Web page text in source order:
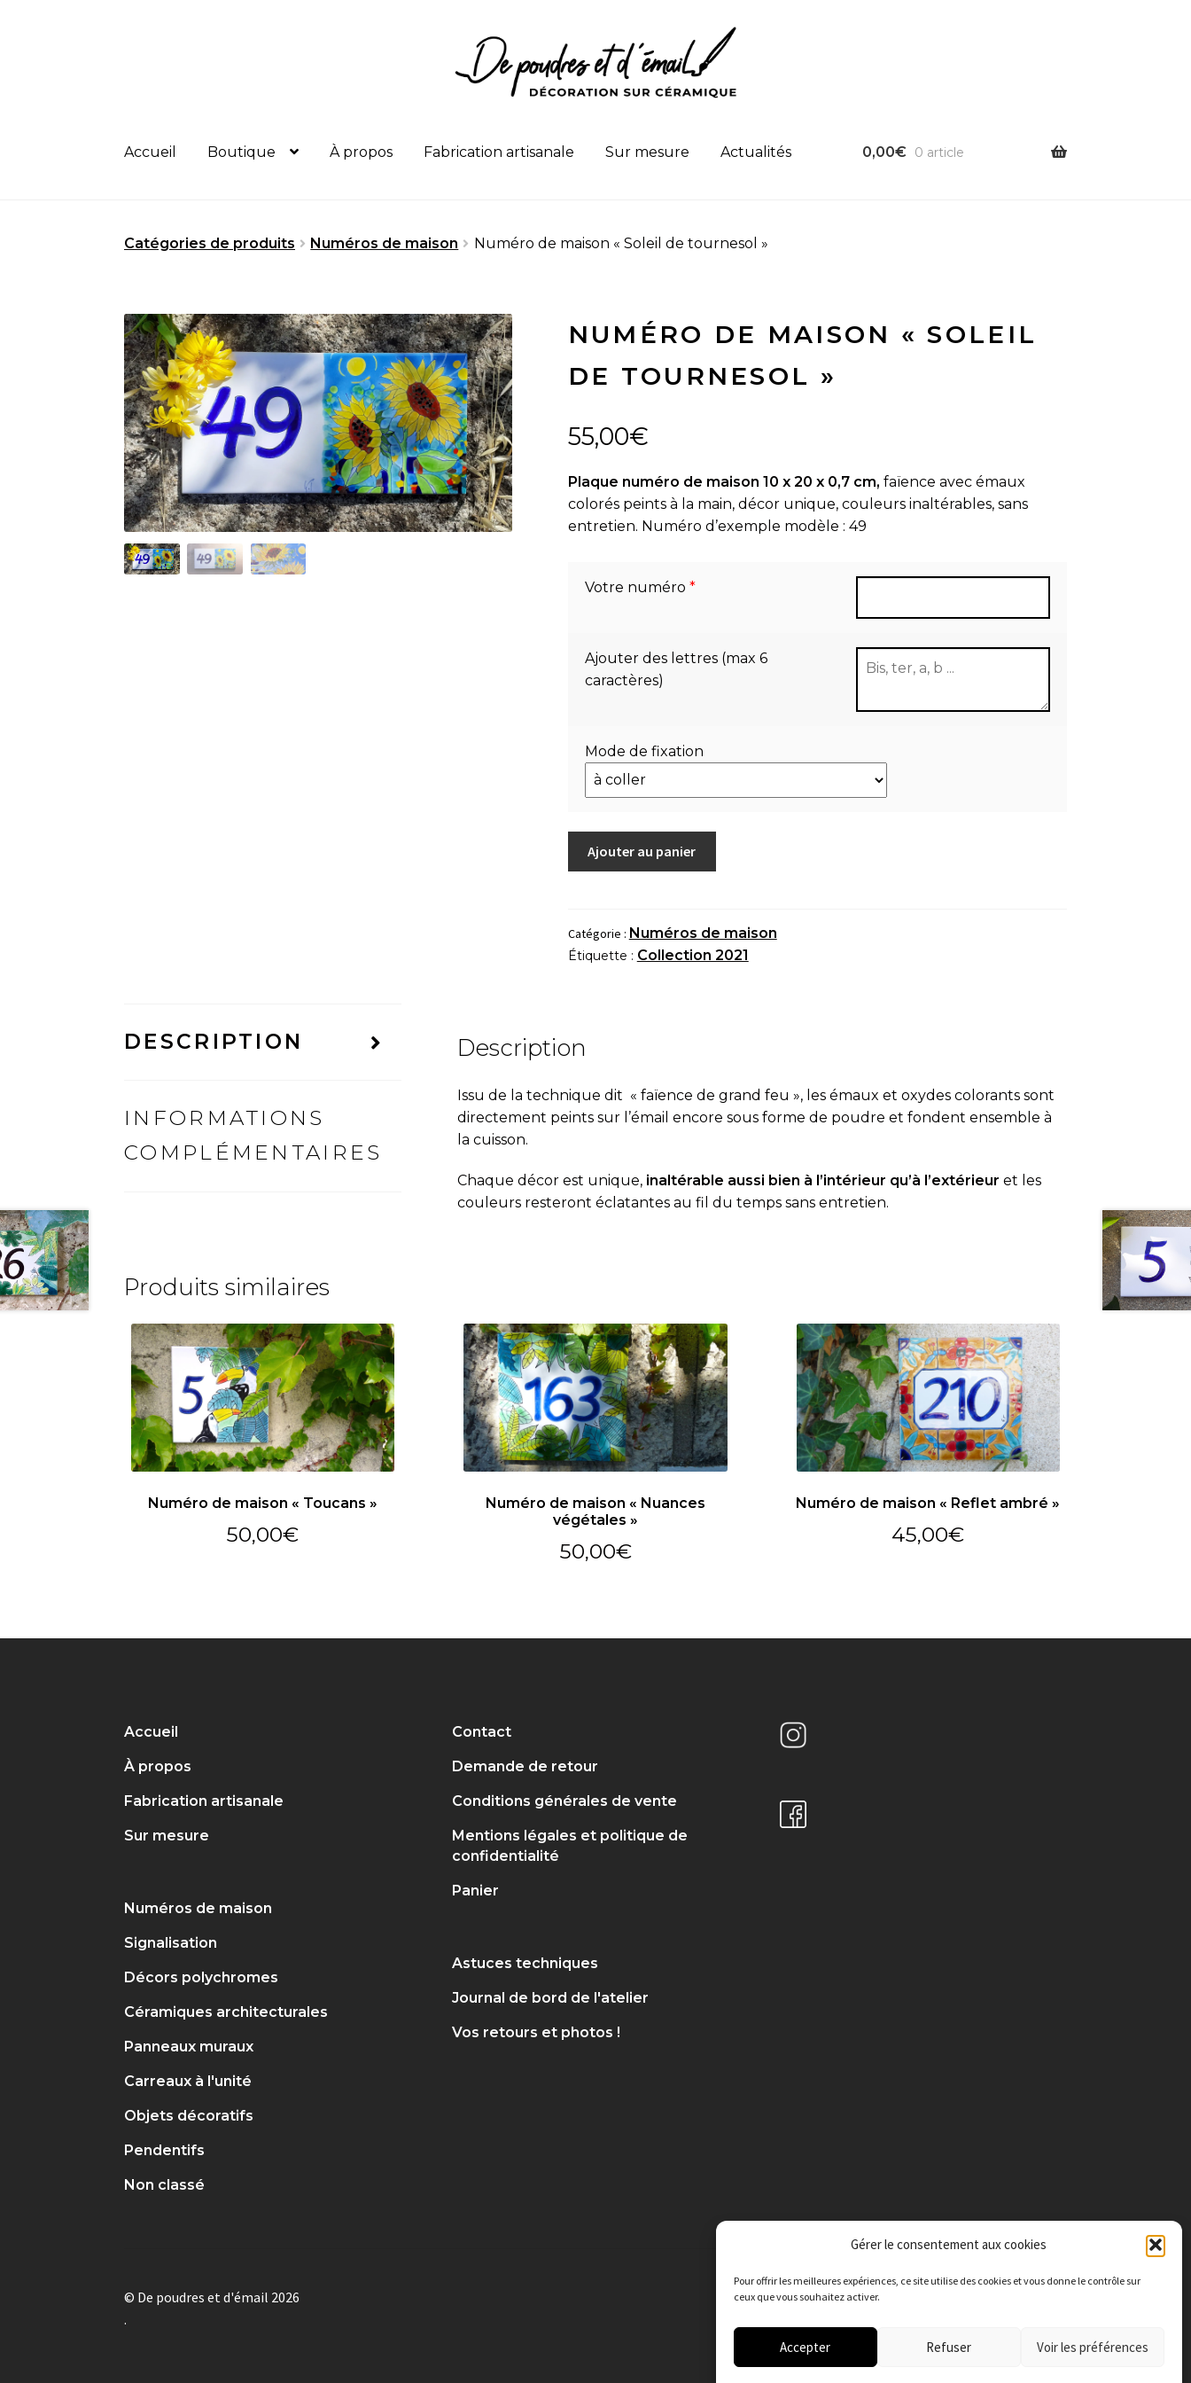
Gérer le consentement aux cookies
Pour offrir les meilleures expériences, ce site utilise des cookies et vous donne le contrôle sur
ceux que vous souhaitez activer.
Accepter Refuser Voir les préférences
Accueil Boutique À propos Fabrication artisanale Sur mesure Actualités 0,00€ 0 article
Catégories de produits Numéros de maison Numéro de maison « Soleil de tournesol »
NUMÉRO DE MAISON « SOLEIL
DE TOURNESOL »
55,00€
Plaque numéro de maison 10 x 20 x 0,7 cm, faïence avec émaux
colorés peints à la main, décor unique, couleurs inaltérables, sans
entretien. Numéro d’exemple modèle : 49
Votre numéro *
Ajouter des lettres (max 6
caractères)
Mode de fixation
maison
"Soleil
Ajouter au panier
Catégorie : Numéros de maison
Étiquette : Collection 2021
DESCRIPTION
INFORMATIONS
COMPLÉMENTAIRES
Description
Issu de la technique dit « faïence de grand feu », les émaux et oxydes colorants sont
directement peints sur l’émail encore sous forme de poudre et fondent ensemble à
la cuisson.
Chaque décor est unique, inaltérable aussi bien à l’intérieur qu’à l’extérieur et les
couleurs resteront éclatantes au fil du temps sans entretien.
Produits similaires
Numéro de maison « Toucans »
50,00€
Numéro de maison « Nuances
végétales »
50,00€
Numéro de maison « Reflet ambré »
45,00€
Accueil
À propos
Fabrication artisanale
Sur mesure
Numéros de maison
Signalisation
Décors polychromes
Céramiques architecturales
Panneaux muraux
Carreaux à l'unité
Objets décoratifs
Pendentifs
Non classé
Contact
Demande de retour
Conditions générales de vente
Mentions légales et politique de
confidentialité
Panier
Astuces techniques
Journal de bord de l'atelier
Vos retours et photos !
© De poudres et d'émail 2026
.